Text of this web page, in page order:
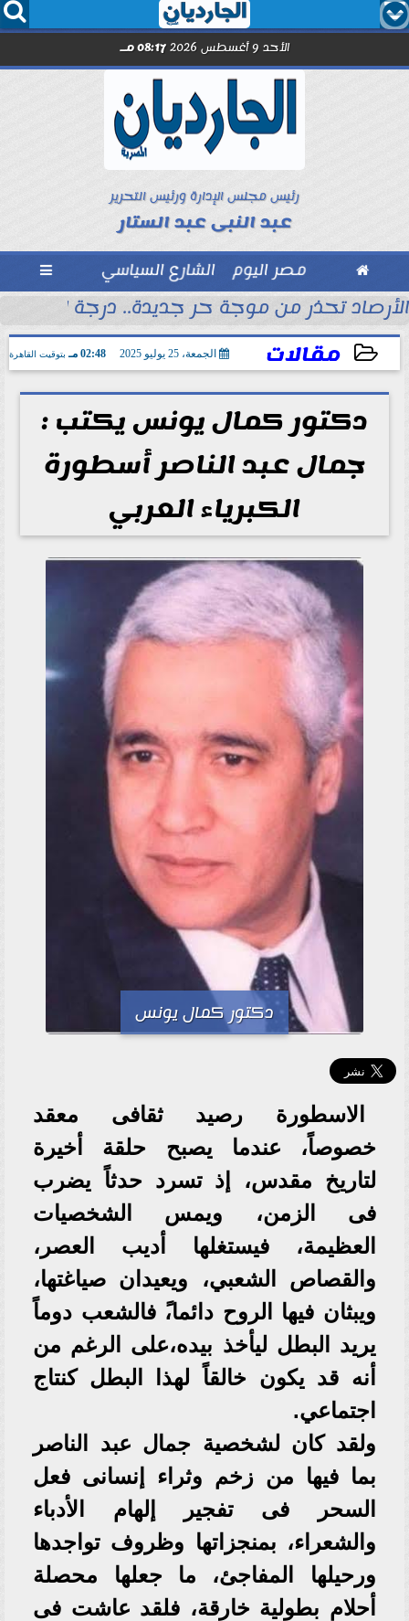
  
الأحد 9 أغسطس 2026 08:17 مـ
رئيس مجلس الإدارة ورئيس التحرير
عبد النبى عبد الستار
 مصر اليوم الشارع السياسي 
الأرصاد تحذر من موجة حر جديدة.. درجة الحرارة
مقالات الجمعة، 25 يوليو 2025 02:48 مـ بتوقيت القاهرة
2025-07-25 14:48:59
دكتور كمال يونس يكتب :
جمال عبد الناصر أسطورة
الكبرياء العربي
دكتور كمال يونس
الاسطورة رصيد ثقافى معقد
خصوصاً، عندما يصبح حلقة أخيرة
لتاريخ مقدس، إذ تسرد حدثاً يضرب
فى الزمن، ويمس الشخصيات
العظيمة، فيستغلها أديب العصر،
والقصاص الشعبي، ويعيدان صياغتها،
ويبثان فيها الروح دائما،ً فالشعب دوماً
يريد البطل ليأخذ بيده،على الرغم من
أنه قد يكون خالقاً لهذا البطل كنتاج
اجتماعي.
ولقد كان لشخصية جمال عبد الناصر
بما فيها من زخم وثراء إنسانى فعل
السحر فى تفجير إلهام الأدباء
والشعراء، بمنجزاتها وظروف تواجدها
ورحيلها المفاجئ، ما جعلها محصلة
أحلام بطولية خارقة، فلقد عاشت فى